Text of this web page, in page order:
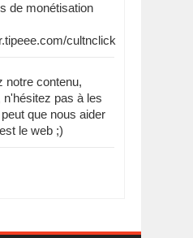
de monétisation
cultnclick
notre contenu,
pas à les
que nous aider
le web ;)